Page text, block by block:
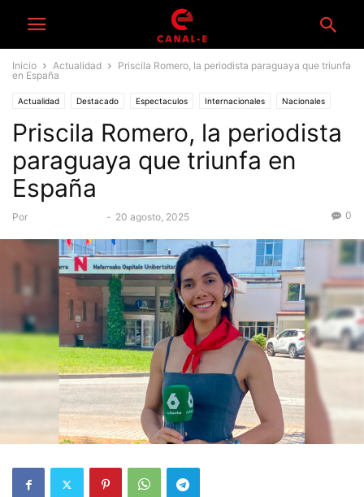
Inicio Actualidad
Priscila Romero, la periodista paraguaya que triunfa
en España
Actualidad Destacado Espectaculos Internacionales Nacionales
Personajes Televisión
Priscila Romero, la periodista
paraguaya que triunfa en
España
Por - 20 agosto, 2025 0